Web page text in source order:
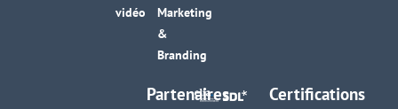
vidéo
Marketing
&
Branding
Partenaires Certifications